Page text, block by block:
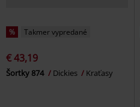
% Takmer vypredané
€ 43,19
Šortky 874 Dickies Kraťasy